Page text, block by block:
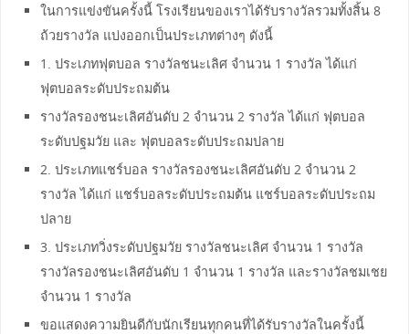
ในการแข่งขันครั้งนี้ โรงเรียนของเราได้รับรางวัลรวมทั้งสิ้น 8
ถ้วยรางวัล แบ่งออกเป็นประเภทต่างๆ ดังนี้
1. ประเภทฟุตบอล รางวัลชนะเลิศ จำนวน 1 รางวัล ได้แก่
ฟุตบอลระดับประถมต้น
รางวัลรองชนะเลิศอันดับ 2 จำนวน 2 รางวัล ได้แก่ ฟุตบอล
ระดับปฐมวัย และ ฟุตบอลระดับประถมปลาย
2. ประเภทแชร์บอล รางวัลรองชนะเลิศอันดับ 2 จำนวน 2
รางวัล ได้แก่ แชร์บอลระดับประถมต้น แชร์บอลระดับประถม
ปลาย
3. ประเภทวิ่งระดับปฐมวัย รางวัลชนะเลิศ จำนวน 1 รางวัล
รางวัลรองชนะเลิศอันดับ 1 จำนวน 1 รางวัล และรางวัลชมเชย
จำนวน 1 รางวัล
ขอแสดงความยินดีกับนักเรียนทุกคนที่ได้รับรางวัลในครั้งนี้